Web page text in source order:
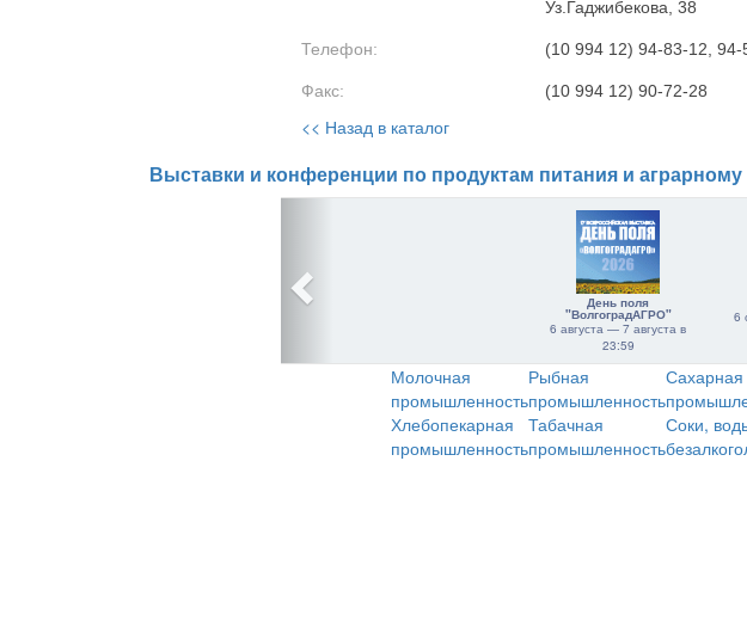
Уз.Гаджибекова, 38
Телефон: (10 994 12) 94-83-12, 94-
Факс: (10 994 12) 90-72-28
<< Назад в каталог
Выставки и конференции по продуктам питания и
День поля
"ВолгоградАГРО"
6 августа — 7 августа в
23:59
6
Молочная
промышленность
Рыбная
промышленность
Сахарная
Хлебопекарная
промышленность
Табачная
промышленность
Соки,